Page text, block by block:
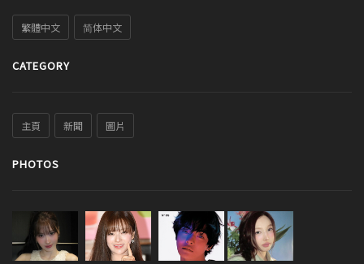
繁體中文 简体中文
CATEGORY
主頁 新聞 圖片
PHOTOS